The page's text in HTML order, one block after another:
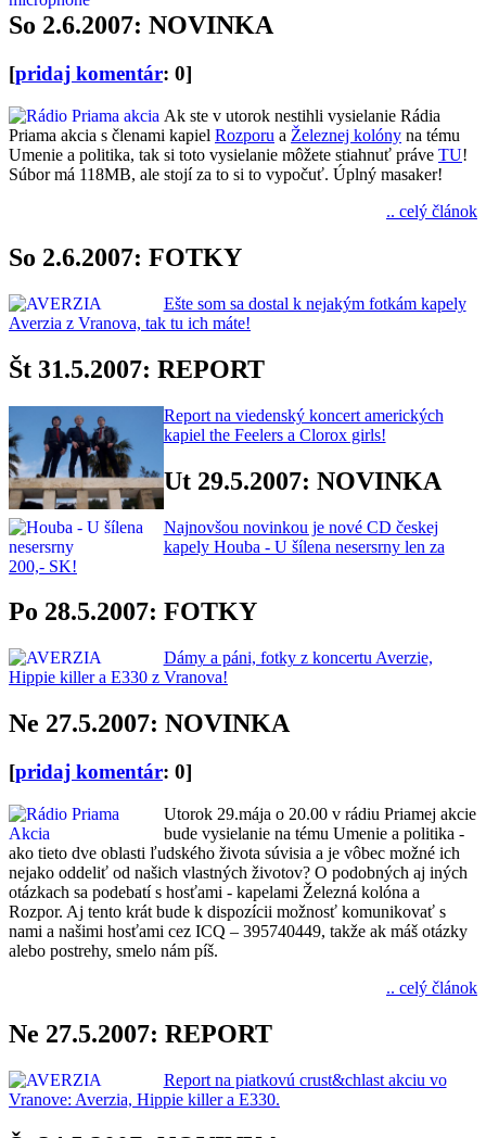
So 2.6.2007: NOVINKA
[pridaj komentár: 0]
Ak ste v utorok nestihli vysielanie Rádia
Priama akcia s členami kapiel Rozporu a Železnej kolóny na tému
Umenie a politika, tak si toto vysielanie môžete stiahnuť práve TU!
Súbor má 118MB, ale stojí za to si to vypočuť. Úplný masaker!
.. celý článok
So 2.6.2007: FOTKY
Ešte som sa dostal k nejakým fotkám kapely
Averzia z Vranova, tak tu ich máte!
Št 31.5.2007: REPORT
Report na viedenský koncert amerických
kapiel the Feelers a Clorox girls!
Ut 29.5.2007: NOVINKA
Najnovšou novinkou je nové CD českej
kapely Houba - U šílena nesersrny len za
200,- SK!
Po 28.5.2007: FOTKY
Dámy a páni, fotky z koncertu Averzie,
Hippie killer a E330 z Vranova!
Ne 27.5.2007: NOVINKA
[pridaj komentár: 0]
Utorok 29.mája o 20.00 v rádiu Priamej akcie
bude vysielanie na tému Umenie a politika -
ako tieto dve oblasti ľudského života súvisia a je vôbec možné ich
nejako oddeliť od našich vlastných životov? O podobných aj iných
otázkach sa podebatí s hosťami - kapelami Železná kolóna a
Rozpor. Aj tento krát bude k dispozícii možnosť komunikovať s
nami a našimi hosťami cez ICQ – 395740449, takže ak máš otázky
alebo postrehy, smelo nám píš.
.. celý článok
Ne 27.5.2007: REPORT
Report na piatkovú crust&chlast akciu vo
Vranove: Averzia, Hippie killer a E330.